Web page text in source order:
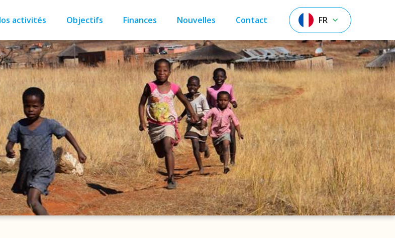
activités Objectifs Finances Nouvelles Contact FR